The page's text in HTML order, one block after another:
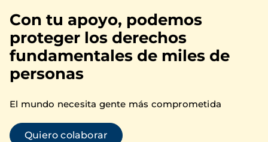
Con tu apoyo, podemos
proteger los derechos
fundamentales de miles de
personas
El mundo necesita gente más comprometida
Quiero colaborar